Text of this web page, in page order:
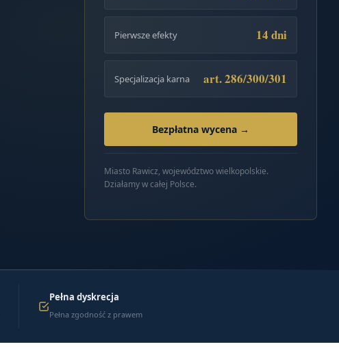
Pierwsze efekty 14 dni
Specjalizacja karna art. 286/300/301
Bezpłatna wycena →
Miasto Rawicz, województwo wielkopolskie.
Działamy w całej Polsce.
Pełna dyskrecja
Pełna zgodność z prawem